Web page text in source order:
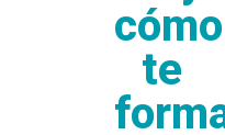
cómo
te